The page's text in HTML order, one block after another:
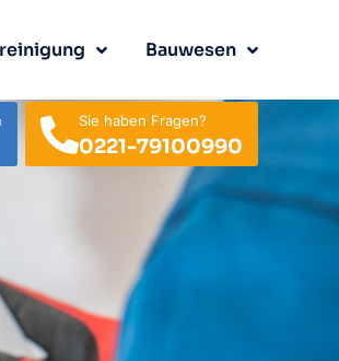
Bauwesen
Sie haben Fragen?
0221-79100990